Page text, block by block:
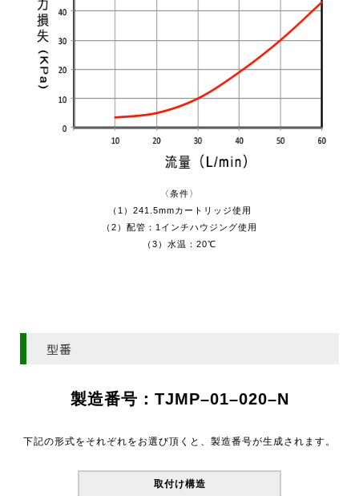
〈条件〉
（1）241.5mmカートリッジ使用
（2）配管：1インチハウジング使用
（3）水温：20℃
型番
製造番号：TJMP–01–020–N
下記の形式をそれぞれをお選び頂くと、製造番号が生成されます。
取付け構造